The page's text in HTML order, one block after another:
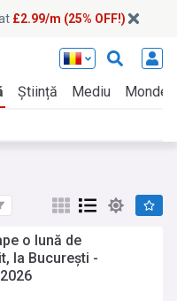
£2.99/m (25% OFF!)
Știință Mediu Monden
o lună de
la București -